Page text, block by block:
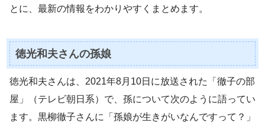
とに、最新の情報をわかりやすくまとめます。
徳光和夫さんの孫娘
徳光和夫さんは、2021年8月10日に放送された「徹子の部
屋」（テレビ朝日系）で、孫について次のように語ってい
ます。黒柳徹子さんに「孫娘が生きがいなんですって？」